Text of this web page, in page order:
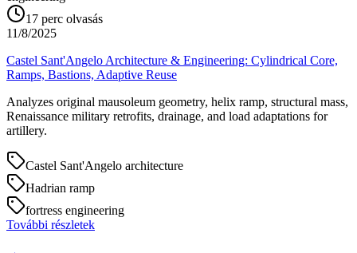
17 perc olvasás
11/8/2025
Castel Sant'Angelo Architecture & Engineering: Cylindrical Core,
Ramps, Bastions, Adaptive Reuse
Analyzes original mausoleum geometry, helix ramp, structural mass,
Renaissance military retrofits, drainage, and load adaptations for
artillery.
Castel Sant'Angelo architecture
Hadrian ramp
fortress engineering
További részletek